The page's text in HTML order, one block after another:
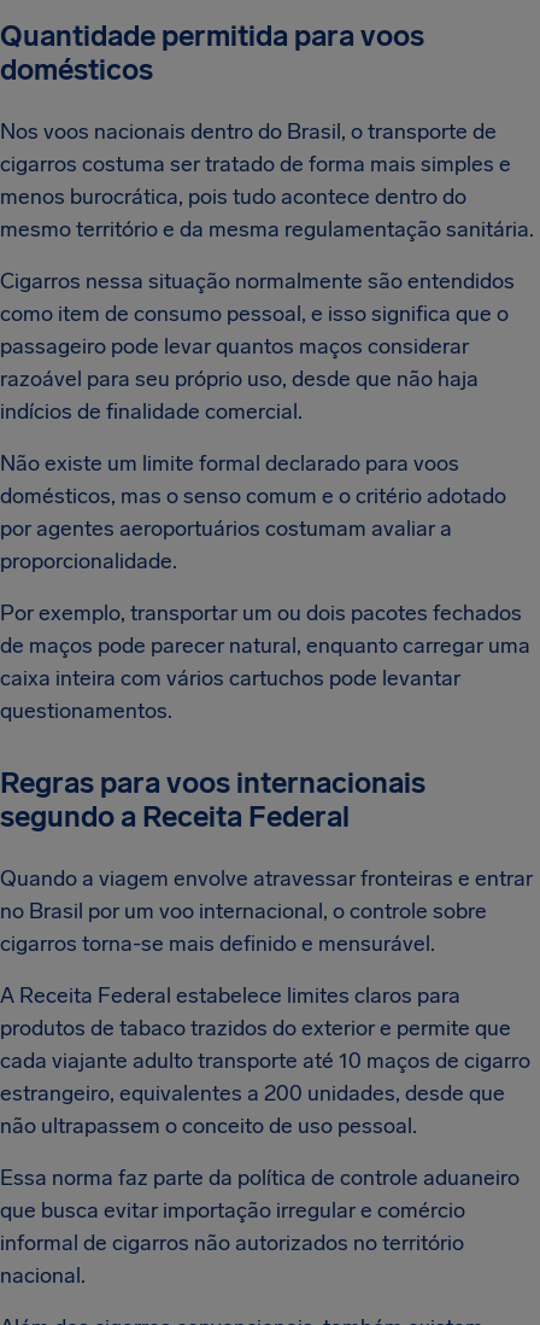
Quantidade permitida para voos
domésticos
Nos voos nacionais dentro do Brasil, o transporte de
cigarros costuma ser tratado de forma mais simples e
menos burocrática, pois tudo acontece dentro do
mesmo território e da mesma regulamentação sanitária.
Cigarros nessa situação normalmente são entendidos
como item de consumo pessoal, e isso significa que o
passageiro pode levar quantos maços considerar
razoável para seu próprio uso, desde que não haja
indícios de finalidade comercial.
Não existe um limite formal declarado para voos
domésticos, mas o senso comum e o critério adotado
por agentes aeroportuários costumam avaliar a
proporcionalidade.
Por exemplo, transportar um ou dois pacotes fechados
de maços pode parecer natural, enquanto carregar uma
caixa inteira com vários cartuchos pode levantar
questionamentos.
Regras para voos internacionais
segundo a Receita Federal
Quando a viagem envolve atravessar fronteiras e entrar
no Brasil por um voo internacional, o controle sobre
cigarros torna-se mais definido e mensurável.
A Receita Federal estabelece limites claros para
produtos de tabaco trazidos do exterior e permite que
cada viajante adulto transporte até 10 maços de cigarro
estrangeiro, equivalentes a 200 unidades, desde que
não ultrapassem o conceito de uso pessoal.
Essa norma faz parte da política de controle aduaneiro
que busca evitar importação irregular e comércio
informal de cigarros não autorizados no território
nacional.